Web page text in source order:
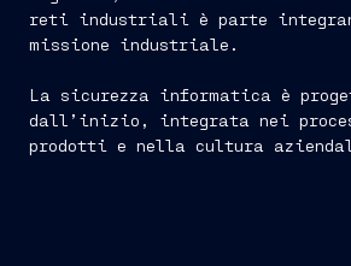
reti industriali è parte
missione industriale.
La sicurezza informatica è
dall’inizio, integrata nei
prodotti e nella cultura